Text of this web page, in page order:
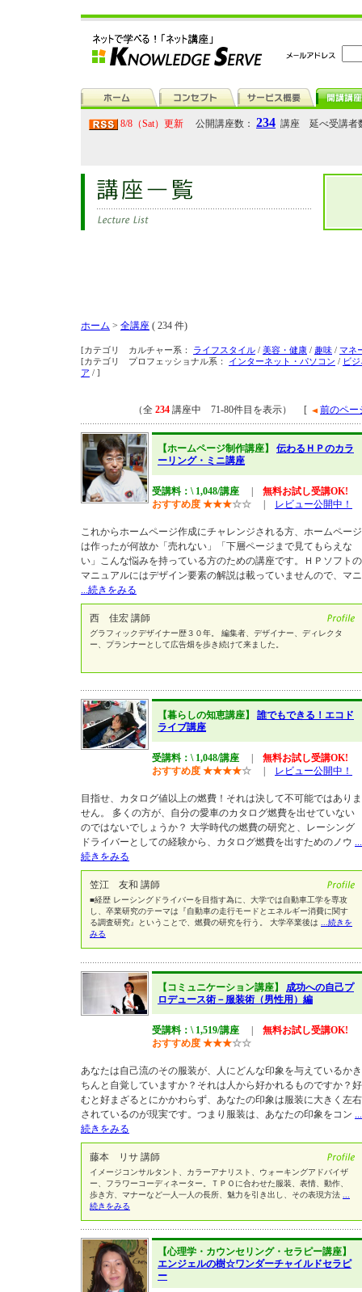
8/8（Sat）更新 公開講座数： 234 講座 延べ受講者
ホーム > 全講座 ( 234 件)
[カテゴリ カルチャー系： ライフスタイル / 美容・健康 / 趣味 / マネ
[カテゴリ プロフェッショナル系： インターネット・パソコン / ビ
ア / ]
（全 234 講座中 71-80件目を表示） [ 前のペー
【ホームページ制作講座】 伝わるＨＰのカラ
ーリング・ミニ講座
受講料：\ 1,048/講座
無料お試し受講OK!
おすすめ度 ★★★☆☆ レビュー公開中！
これからホームページ作成にチャレンジされる方、ホームページ
は作ったが何故か「売れない」「下層ページまで見てもらえな
い」こんな悩みを持っている方のための講座です。ＨＰソフトの
マニュアルにはデザイン要素の解説は載っていませんので、マニ
...続きをみる
西 佳宏 講師
グラフィックデザイナー歴３０年。 編集者、デザイナー、ディレクタ
ー、プランナーとして広告畑を歩き続けて来ました。
【暮らしの知恵講座】 誰でもできる！エコド
ライブ講座
受講料：\ 1,048/講座
無料お試し受講OK!
おすすめ度 ★★★★☆ レビュー公開中！
目指せ、カタログ値以上の燃費！それは決して不可能ではありま
せん。 多くの方が、自分の愛車のカタログ燃費を出せていない
のではないでしょうか？ 大学時代の燃費の研究と、レーシング
ドライバーとしての経験から、カタログ燃費を出すためのノウ ...
続きをみる
笠江 友和 講師
■経歴 レーシングドライバーを目指す為に、大学では自動車工学を専攻
し、卒業研究のテーマは『自動車の走行モードとエネルギー消費に関す
る調査研究』ということで、燃費の研究を行う。 大学卒業後は
...続きを
みる
【コミュニケーション講座】 成功への自己プ
ロデュース術－服装術（男性用）編
受講料：\ 1,519/講座
無料お試し受講OK!
おすすめ度 ★★★☆☆
あなたは自己流のその服装が、人にどんな印象を与えているかき
ちんと自覚していますか？それは人から好かれるものですか？好
むと好まざるとにかかわらず、あなたの印象は服装に大きく左右
されているのが現実です。つまり服装は、あなたの印象をコン ...
続きをみる
藤本 リサ 講師
イメージコンサルタント、カラーアナリスト、ウォーキングアドバイザ
ー、フラワーコーディネーター。ＴＰＯに合わせた服装、表情、動作、
歩き方、マナーなど一人一人の長所、魅力を引き出し、その表現方法
続きをみる
【心理学・カウンセリング・セラピー講座】
エンジェルの樹☆ワンダーチャイルドセラピ
ー